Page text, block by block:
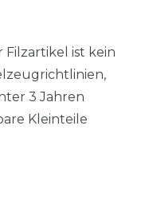
Filzartikel ist kein
3 Jahren
Kleinteile